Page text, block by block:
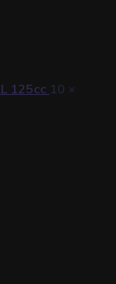
125cc 10 ×